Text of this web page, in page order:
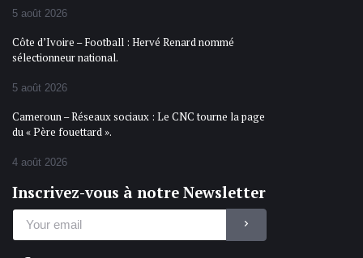
5 août 2026
Côte d’Ivoire – Football : Hervé Renard nommé
sélectionneur national.
5 août 2026
Cameroun – Réseaux sociaux : Le CNC tourne la page
du « Père fouettard ».
4 août 2026
Inscrivez-vous à notre Newsletter